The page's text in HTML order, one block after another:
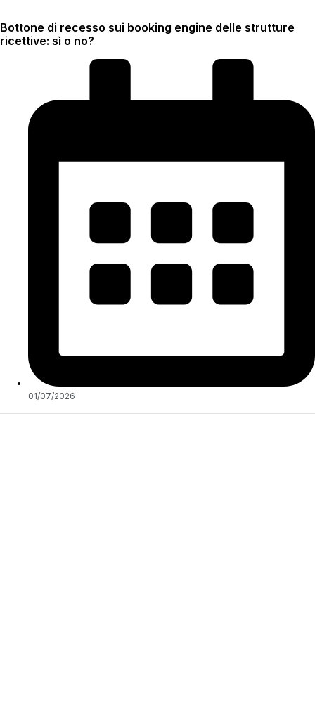
Bottone di recesso sui booking engine delle strutture
ricettive: sì o no?
01/07/2026